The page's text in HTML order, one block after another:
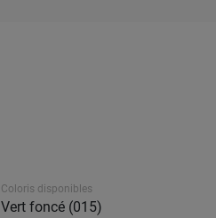
Coloris disponibles
Vert foncé (015)